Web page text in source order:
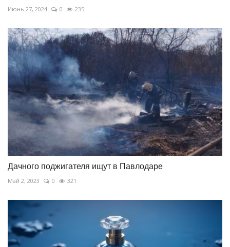
Июнь 27, 2024 0 235
Дачного поджигателя ищут в Павлодаре
Май 2, 2023 0 321